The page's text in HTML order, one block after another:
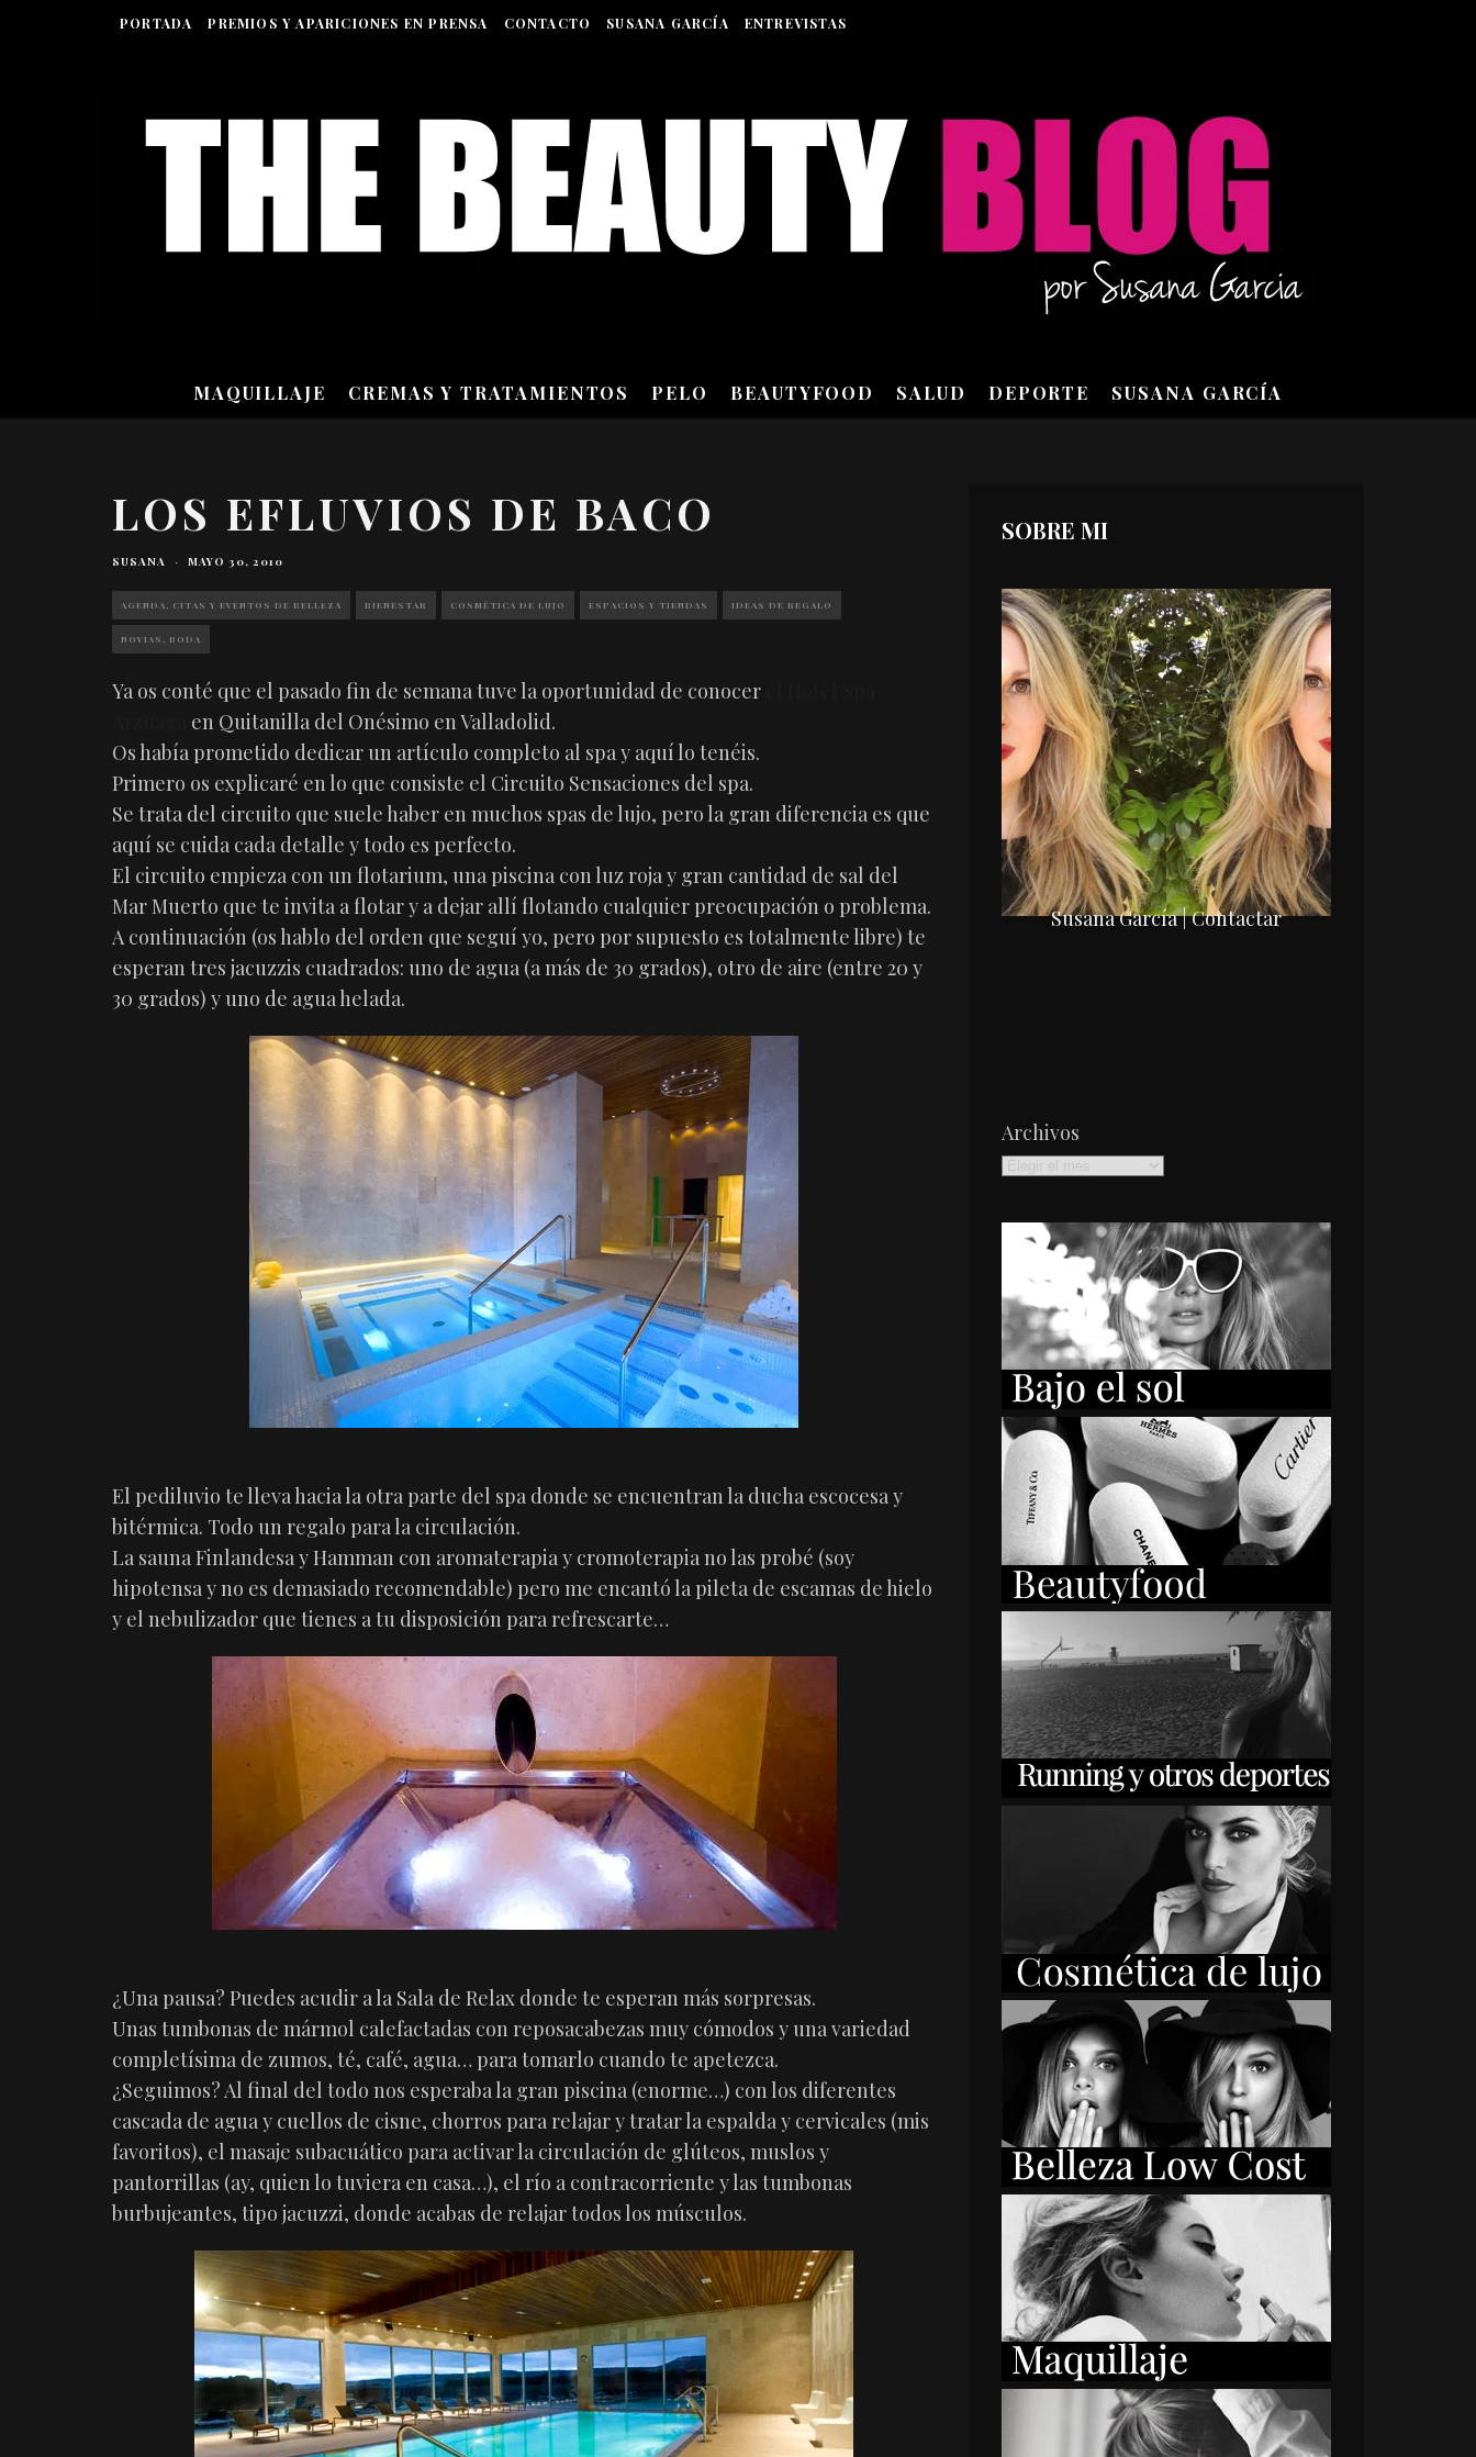
PORTADA PREMIOS Y APARICIONES EN PRENSA CONTACTO SUSANA GARCÍA ENTREVISTAS
MAQUILLAJE CREMAS Y TRATAMIENTOS PELO BEAUTYFOOD SALUD DEPORTE SUSANA GARCÍA
LOS EFLUVIOS DE BACO
SUSANA · MAYO 30, 2010
AGENDA, CITAS Y EVENTOS DE BELLEZA BIENESTAR COSMÉTICA DE LUJO ESPACIOS Y TIENDAS IDEAS DE REGALO
NOVIAS, BODA
Ya os conté que el pasado fin de semana tuve la oportunidad de conocer
en Quitanilla del Onésimo en Valladolid.
Os había prometido dedicar un artículo completo al spa y aquí lo tenéis.
Primero os explicaré en lo que consiste el Circuito Sensaciones del spa.
Se trata del circuito que suele haber en muchos spas de lujo, pero la gran diferencia es que
aquí se cuida cada detalle y todo es perfecto.
El circuito empieza con un flotarium, una piscina con luz roja y gran cantidad de sal del
Mar Muerto que te invita a flotar y a dejar allí flotando cualquier preocupación o problema.
A continuación (os hablo del orden que seguí yo, pero por supuesto es totalmente libre) te
esperan tres jacuzzis cuadrados: uno de agua (a más de 30 grados), otro de aire (entre 20 y
30 grados) y uno de agua helada.
El pediluvio te lleva hacia la otra parte del spa donde se encuentran la ducha escocesa y
bitérmica. Todo un regalo para la circulación.
La sauna Finlandesa y Hamman con aromaterapia y cromoterapia no las probé (soy
hipotensa y no es demasiado recomendable) pero me encantó la pileta de escamas de hielo
y el nebulizador que tienes a tu disposición para refrescarte…
¿Una pausa? Puedes acudir a la Sala de Relax donde te esperan más sorpresas.
Unas tumbonas de mármol calefactadas con reposacabezas muy cómodos y una variedad
completísima de zumos, té, café, agua… para tomarlo cuando te apetezca.
¿Seguimos? Al final del todo nos esperaba la gran piscina (enorme…) con los diferentes
cascada de agua y cuellos de cisne, chorros para relajar y tratar la espalda y cervicales (mis
favoritos), el masaje subacuático para activar la circulación de glúteos, muslos y
pantorrillas (ay, quien lo tuviera en casa…), el río a contracorriente y las tumbonas
burbujeantes, tipo jacuzzi, donde acabas de relajar todos los músculos.
SOBRE MI
Susana García | Contactar
Archivos